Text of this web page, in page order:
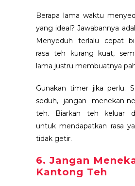
Berapa lama waktu
yang ideal? Jawabannya
Menyeduh terlalu cepat
rasa teh kurang kuat,
lama justru membuatnya
Gunakan timer jika perlu.
seduh, jangan menekan-
teh. Biarkan teh keluar
untuk mendapatkan rasa
tidak getir.
6. Jangan
Kantong Teh